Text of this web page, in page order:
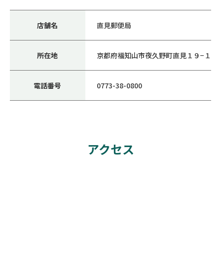
店舗名 直見郵便局
所在地 京都府福知山市夜久野町直見１９−１
電話番号 0773-38-0800
アクセス